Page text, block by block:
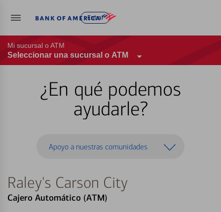
Entrar
Mi sucursal o ATM
Seleccionar una sucursal o ATM
¿En qué podemos
ayudarle?
Apoyo a nuestras comunidades
Raley's Carson City
Cajero Automático (ATM)